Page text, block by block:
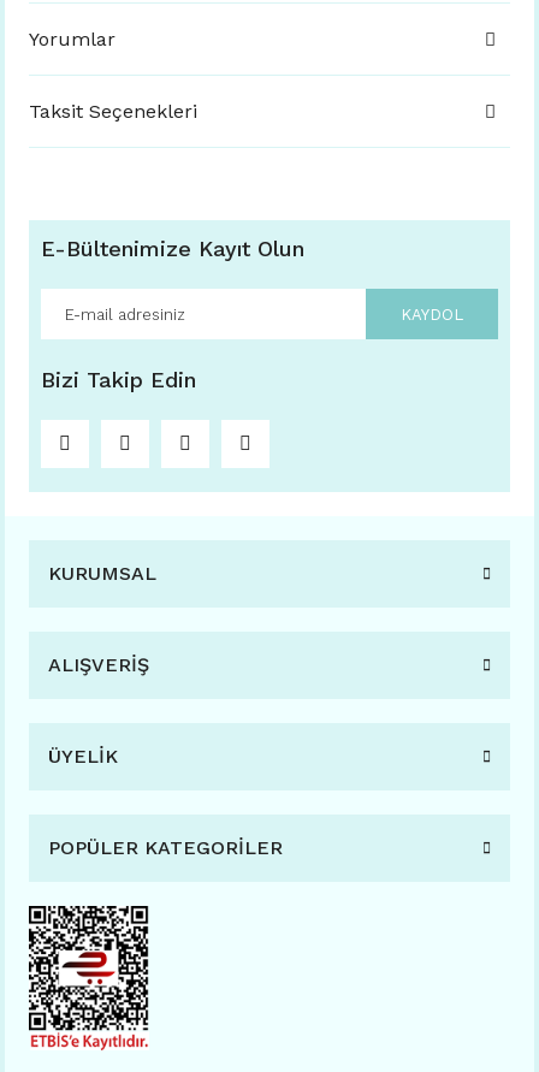
Yorumlar
Taksit Seçenekleri
E-Bültenimize Kayıt Olun
KAYDOL
Bizi Takip Edin
KURUMSAL
ALIŞVERİŞ
ÜYELİK
POPÜLER KATEGORİLER